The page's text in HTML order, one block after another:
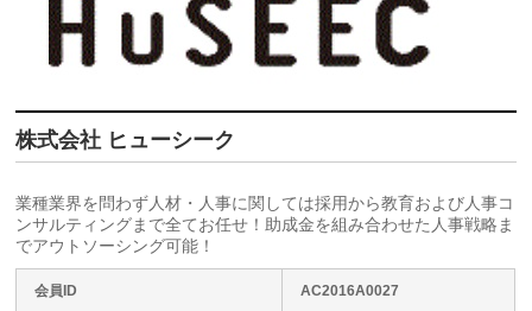
株式会社 ヒューシーク
業種業界を問わず人材・人事に関しては採用から教育および人事コ
ンサルティングまで全てお任せ！助成金を組み合わせた人事戦略ま
でアウトソーシング可能！
会員ID AC2016A0027